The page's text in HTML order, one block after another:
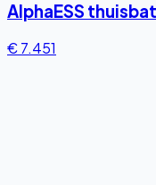
AlphaESS
€ 7.451